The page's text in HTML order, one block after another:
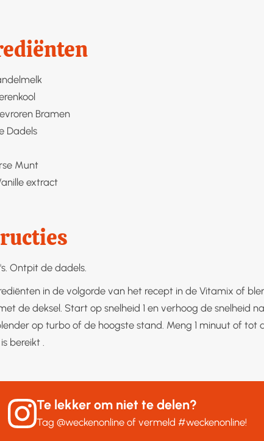
Bramen
Dadels
Munt
extract
Ontpit de dadels.
in de volgorde van het recept in de Vitamix of
de deksel. Start op snelheid 1 en verhoog de snelheid
op turbo of de hoogste stand. Meng 1 minuut of tot
bereikt .
Te lekker om niet te delen?
Tag@weckenonline of vermeld#weckenonline!